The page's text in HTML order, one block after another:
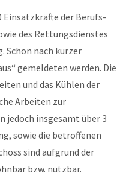
Einsatzkräfte der Berufs-
des Rettungsdienstes
Schon nach kurzer
gemeldeten werden. Die
und das Kühlen der
Arbeiten zur
jedoch insgesamt über 3
sowie die betroffenen
sind aufgrund der
bzw. nutzbar.